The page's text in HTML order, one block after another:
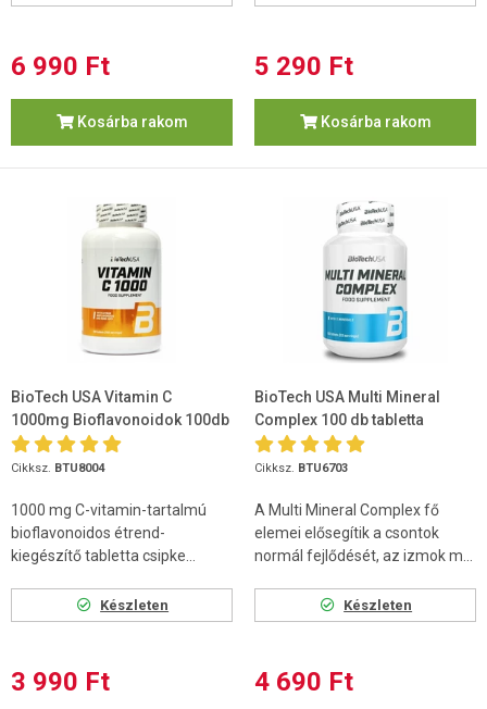
6 990 Ft
Kosárba rakom
5 290 Ft
Kosárba rakom
BioTech USA Vitamin C
1000mg Bioflavonoidok 100db
Cikksz. BTU8004
1000 mg C-vitamin-tartalmú
bioflavonoidos étrend-
kiegészítő tabletta csipke...
Készleten
3 990 Ft
BioTech USA Multi Mineral
Complex 100 db tabletta
Cikksz. BTU6703
A Multi Mineral Complex fő
elemei elősegítik a csontok
normál fejlődését, az izmok m...
Készleten
4 690 Ft